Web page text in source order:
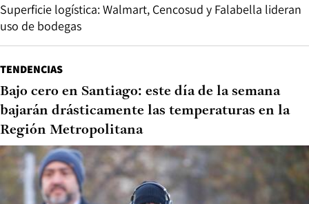
Superficie logística: Walmart, Cencosud y Falabella lideran
uso de bodegas
TENDENCIAS
Bajo cero en Santiago: este día de la semana
bajarán drásticamente las temperaturas en la
Región Metropolitana